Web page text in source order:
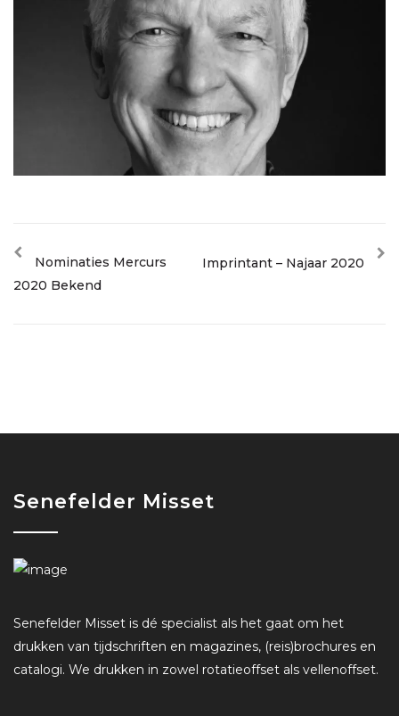
Nominaties Mercurs
2020 Bekend
Imprintant – Najaar 2020
Senefelder Misset
Senefelder Misset is dé specialist als het gaat om het
drukken van tijdschriften en magazines, (reis)brochures en
catalogi. We drukken in zowel rotatieoffset als vellenoffset.